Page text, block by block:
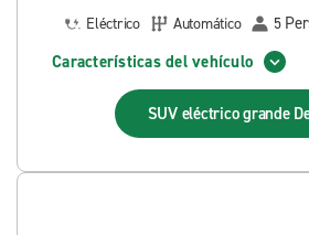
Eléctrico
Automático 5
Características del vehículo
SUV eléctrico grande